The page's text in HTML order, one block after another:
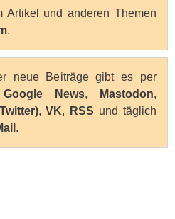
Artikel und anderen Themen
.
neue Beiträge gibt es per
Google News, Mastodon,
,VK, RSS und täglich
.